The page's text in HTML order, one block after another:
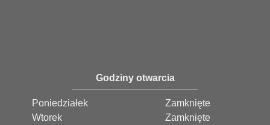
Godziny otwarcia
Poniedziałek
Zamknięte
Wtorek
Zamknięte